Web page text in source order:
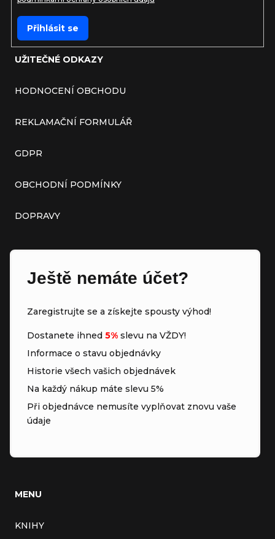
UŽITEČNÉ ODKAZY
HODNOCENÍ OBCHODU
REKLAMAČNÍ FORMULÁŘ
GDPR
OBCHODNÍ PODMÍNKY
DOPRAVY
Ještě nemáte účet?
Zaregistrujte se a získejte spousty výhod!
Dostanete ihned 5% slevu na VŽDY!
Informace o stavu objednávky
Historie všech vašich objednávek
Na každý nákup máte slevu 5%
Při objednávce nemusíte vyplňovat znovu vaše
údaje
MENU
KNIHY
Přihlásit se